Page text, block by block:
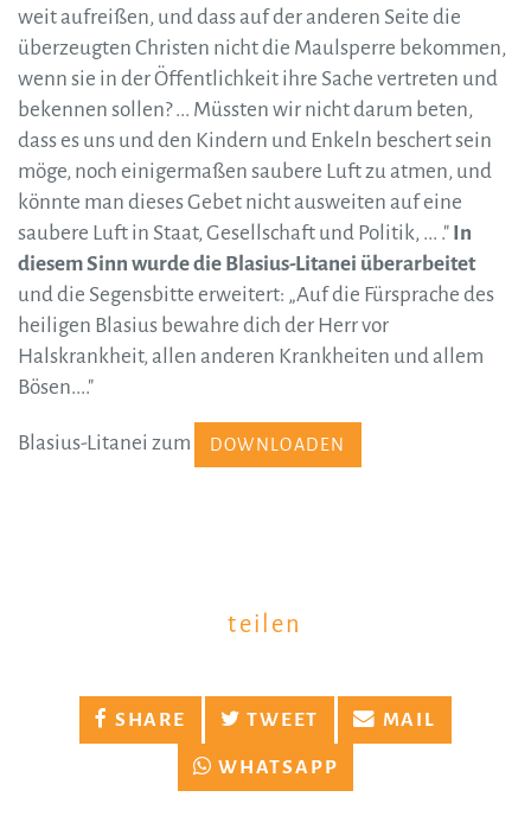
weit aufreißen, und dass auf der anderen Seite die
überzeugten Christen nicht die Maulsperre bekommen,
wenn sie in der Öffentlichkeit ihre Sache vertreten und
bekennen sollen? ... Müssten wir nicht darum beten,
dass es uns und den Kindern und Enkeln beschert sein
möge, noch einigermaßen saubere Luft zu atmen, und
könnte man dieses Gebet nicht ausweiten auf eine
saubere Luft in Staat, Gesellschaft und Politik, ... ." In
diesem Sinn wurde die Blasius-Litanei überarbeitet
und die Segensbitte erweitert: „Auf die Fürsprache des
heiligen Blasius bewahre dich der Herr vor
Halskrankheit, allen anderen Krankheiten und allem
Bösen...."
Blasius-Litanei zum DOWNLOADEN
teilen
SHARE TWEET MAIL
WHATSAPP